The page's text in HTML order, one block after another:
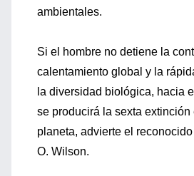
ambientales.
Si el hombre no detiene la
calentamiento global y la
la diversidad biológica, hacia
se producirá la sexta extinción
planeta, advierte el
O. Wilson.